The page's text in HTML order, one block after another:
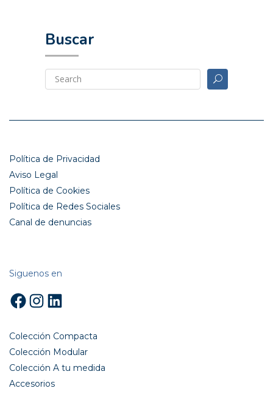
Buscar
Política de Privacidad
Aviso Legal
Política de Cookies
Política de Redes Sociales
Canal de denuncias
Siguenos en
Facebook
Instagram
LinkedIn
Colección Compacta
Colección Modular
Colección A tu medida
Accesorios